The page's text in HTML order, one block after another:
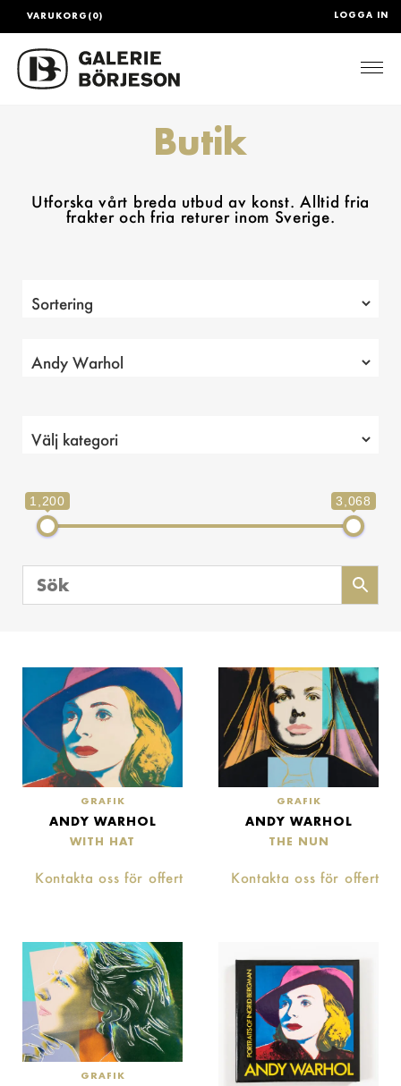
LOGGA IN
VARUKORG(0)
Butik
Utforska vårt breda utbud av konst. Alltid fria
frakter och fria returer inom Sverige.
1,200 3,068
GRAFIK
ANDY WARHOL
WITH HAT
Kontakta oss för offert
GRAFIK
ANDY WARHOL
THE NUN
Kontakta oss för offert
GRAFIK